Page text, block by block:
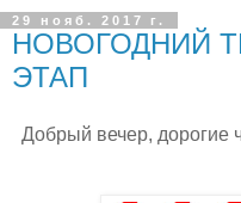
29 нояб. 2017 г.
НОВОГОДНИЙ
ЭТАП
Добрый вечер, дорогие